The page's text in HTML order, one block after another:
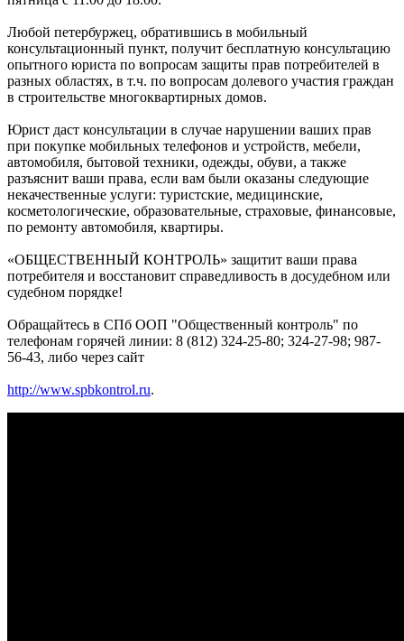
Любой петербуржец, обратившись в мобильный
консультационный пункт, получит бесплатную консультацию
опытного юриста по вопросам защиты прав потребителей в
разных областях, в т.ч. по вопросам долевого участия граждан
в строительстве многоквартирных домов.
Юрист даст консультации в случае нарушении ваших прав
при покупке мобильных телефонов и устройств, мебели,
автомобиля, бытовой техники, одежды, обуви, а также
разъяснит ваши права, если вам были оказаны следующие
некачественные услуги: туристские, медицинские,
косметологические, образовательные, страховые, финансовые,
по ремонту автомобиля, квартиры.
«ОБЩЕСТВЕННЫЙ КОНТРОЛЬ» защитит ваши права
потребителя и восстановит справедливость в досудебном или
судебном порядке!
Обращайтесь в СПб ООП "Общественный контроль" по
телефонам горячей линии: 8 (812) 324-25-80; 324-27-98; 987-
56-43, либо через сайт
http://www.spbkontrol.ru.